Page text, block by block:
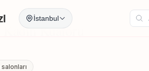
İstanbul
Kadın Kuaförü
Kuaförü
salonları